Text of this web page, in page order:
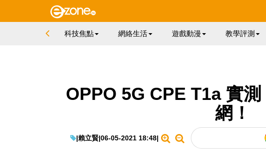
科技焦點 網絡生活 遊戲動漫 教學評測
OPPO 5G CPE T1a 實
網！
|賴立賢|06-05-2021 18:48|